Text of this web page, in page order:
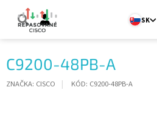
obsah
SK
C9200-48PB-A
ZNAČKA: CISCO KÓD: C9200-48PB-A